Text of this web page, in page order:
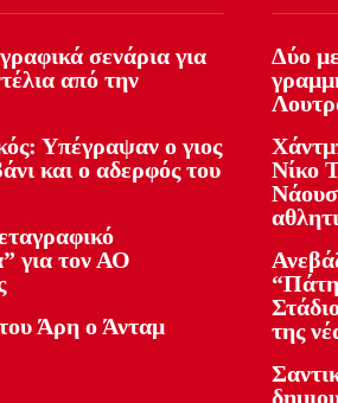
σενάρια για
από την
Υπέγραψαν ο γιος
και ο αδερφός του
για τον ΑΟ
Άρη ο Άνταμ
Δύο
Νίκο
της